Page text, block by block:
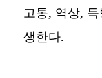
고통, 역상,
생한다.